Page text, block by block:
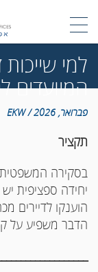
למי
המיועדים
פברואר, 2026 / EKW
תקציר
בסקירה המשפטית
יחידה ספציפית
הוענקו לדיירים
הדבר משפיע על